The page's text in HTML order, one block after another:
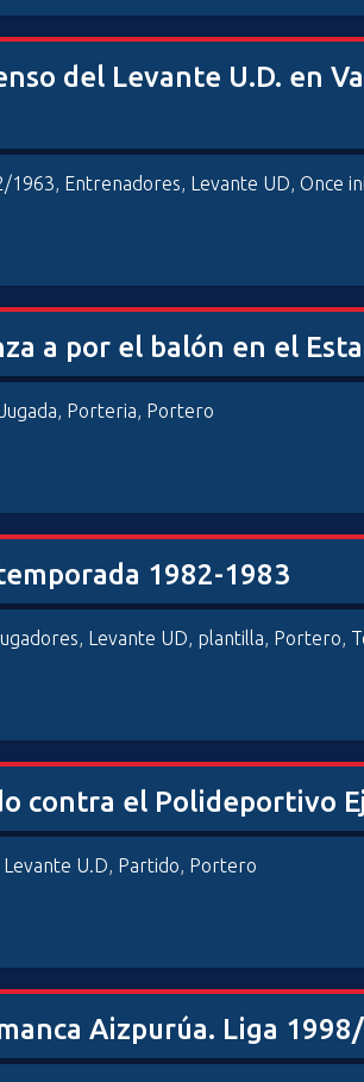
del Levante U.D. en
1963, Entrenadores, Levante UD,Once
a por el balón en el
Jugada, Porteria, Portero
1982-1983
, Levante UD, plantilla, Portero,
contra el Polideportivo
Levante U.D, Partido, Portero
Aizpurúa. Liga